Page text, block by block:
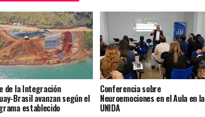
de la Integración
Brasil avanzan según el
establecido
Conferencia sobre
Neuroemociones en el Aula en la
UNIDA